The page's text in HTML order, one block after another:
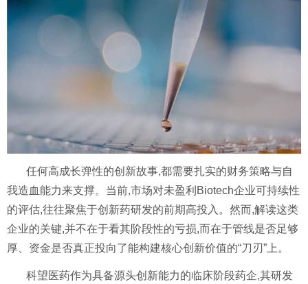
任何高成长弹性的创新故事,都需要扎实的财务策略与自
我造血能力来支撑。当前,市场对未盈利Biotech企业可持续性
的评估,往往聚焦于创新药研发的前期高投入。然而,解读这类
企业的关键,并不在于看其阶段性的亏损,而在于管线是否足够
厚、资金是否真正投向了能构建核心创新价值的“刀刃”上。
科望医药作为具备源头创新能力的临床阶段药企,其研发